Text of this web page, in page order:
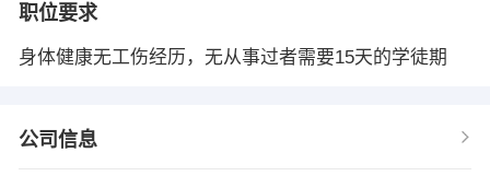
职位要求
身体健康无工伤经历，无从事过者需要15天的学徒期
公司信息